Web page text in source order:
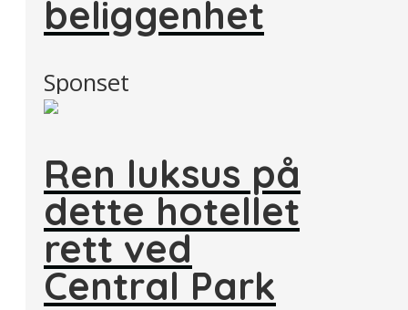
beliggenhet
Sponset
Ren luksus på
dette hotellet
rett ved
Central Park